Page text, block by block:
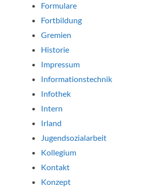
Formulare
Fortbildung
Gremien
Historie
Impressum
Informationstechnik
Infothek
Intern
Irland
Jugendsozialarbeit
Kollegium
Kontakt
Konzept